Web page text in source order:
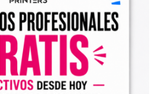
impresión UV DTF
digitales para UV DTF
vasos, botellas, termos, cajas,
y otras superficies rígidas